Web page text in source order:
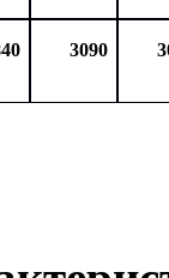
3090